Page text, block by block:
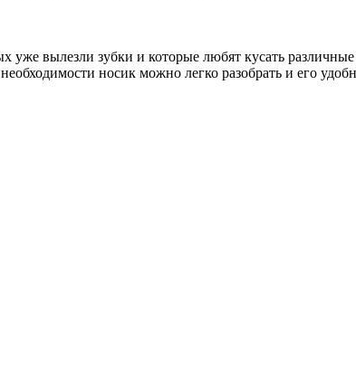
вылезли зубки и которые любят кусать различные
носик можно легко разобрать и его